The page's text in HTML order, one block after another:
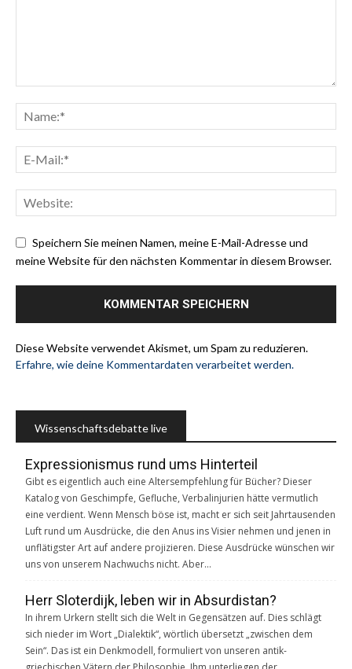
Speichern Sie meinen Namen, meine E-Mail-Adresse und
meine Website für den nächsten Kommentar in diesem Browser.
Diese Website verwendet Akismet, um Spam zu reduzieren.
Erfahre, wie deine Kommentardaten verarbeitet werden.
Wissenschaftsdebatte live
Expressionismus rund ums Hinterteil
Gibt es eigentlich auch eine Altersempfehlung für Bücher? Dieser
Katalog von Geschimpfe, Gefluche, Verbalinjurien hätte vermutlich
eine verdient. Wenn Mensch böse ist, macht er sich seit Jahrtausenden
Luft rund um Ausdrücke, die den Anus ins Visier nehmen und jenen in
unflätigster Art auf andere projizieren. Diese Ausdrücke wünschen wir
uns von unserem Nachwuchs nicht. Aber…
Herr Sloterdijk, leben wir in Absurdistan?
In ihrem Urkern stellt sich die Welt in Gegensätzen auf. Dies schlägt
sich nieder im Wort „Dialektik“, wörtlich übersetzt „zwischen dem
Sein“. Das ist ein Denkmodell, formuliert von unseren antik-